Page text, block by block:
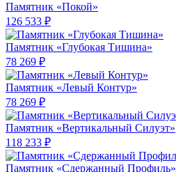
Памятник «Покой»
126 533 ₽
Памятник «Глубокая Тишина»
78 269 ₽
Памятник «Левый Контур»
78 269 ₽
Памятник «Вертикальный Силуэт»
118 233 ₽
Памятник «Сдержанный Профиль»